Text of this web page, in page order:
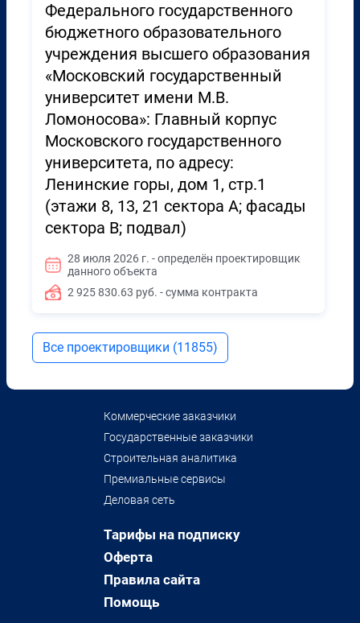
Федерального государственного
бюджетного образовательного
учреждения высшего образования
«Московский государственный
университет имени М.В.
Ломоносова»: Главный корпус
Московского государственного
университета, по адресу:
Ленинские горы, дом 1, стр.1
(этажи 8, 13, 21 сектора А; фасады
сектора В; подвал)
28 июля 2026 г. - определён проектировщик
данного объекта
2 925 830.63 руб. - сумма контракта
Все проектировщики (11855)
Коммерческие заказчики
Государственные заказчики
Строительная аналитика
Премиальные сервисы
Деловая сеть
Тарифы на подписку
Оферта
Правила сайта
Помощь